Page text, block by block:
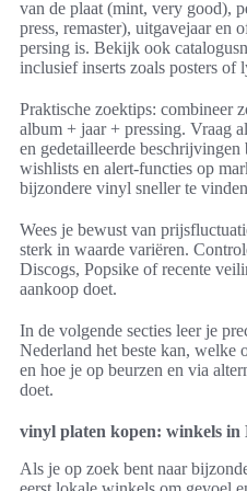
van de plaat (mint, very good),
press, remaster), uitgavejaar en
persing is. Bekijk ook
inclusief inserts zoals posters of
Praktische zoektips: combineer
album + jaar + pressing. Vraag
en gedetailleerde
wishlists en alert-functies op
bijzondere vinyl sneller te
Wees je bewust van
sterk in waarde variëren.
Discogs, Popsike of recente
aankoop doet.
In de volgende secties leer je
Nederland het beste kan, welke
en hoe je op beurzen en via
doet.
vinyl platen kopen: winkels in
Als je op zoek bent naar